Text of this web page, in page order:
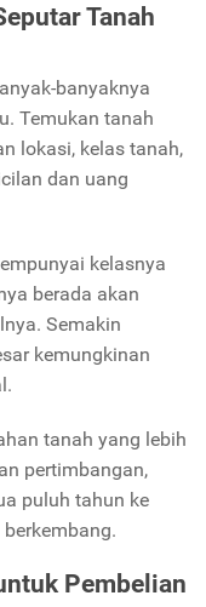
Tanah
banyaknya
Temukan tanah
lokasi, kelas tanah,
dan uang
kelasnya
berada akan
Semakin
kemungkinan
tanah yang lebih
pertimbangan,
puluh tahun ke
Pembelian